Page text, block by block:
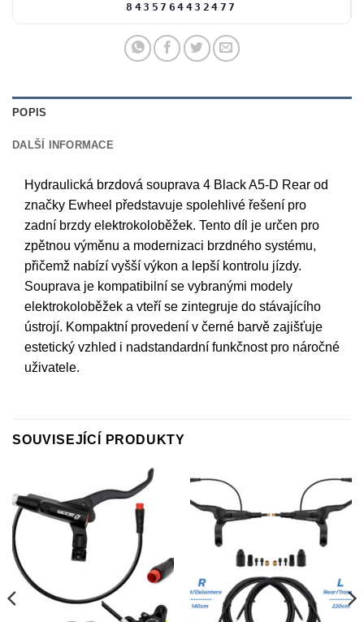
8435764432477
POPIS
DALŠÍ INFORMACE
Hydraulická brzdová souprava 4 Black A5-D Rear od
značky Ewheel představuje spolehlivé řešení pro
zadní brzdy elektrokoloběžek. Tento díl je určen pro
zpětnou výměnu a modernizaci brzdného systému,
přičemž nabízí vyšší výkon a lepší kontrolu jízdy.
Souprava je kompatibilní se vybranými modely
elektrokoloběžek a vteří se zintegruje do stávajícího
ústrojí. Kompaktní provedení v černé barvě zajišťuje
estetický vzhled i nadstandardní funkčnost pro náročné
uživatele.
SOUVISEJÍCÍ PRODUKTY